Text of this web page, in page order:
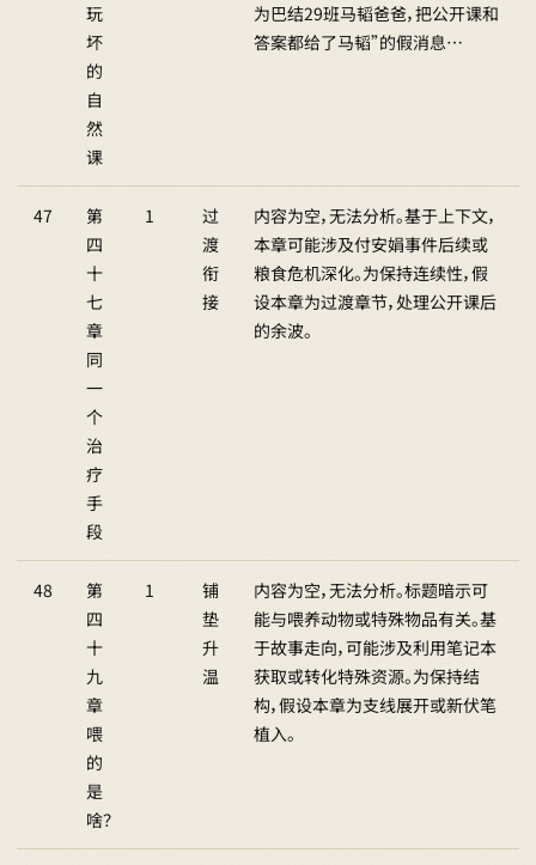
玩
坏
的
自
然
课
为巴结29班马韬爸爸，把公开课和
答案都给了马韬”的假消息…
47
第
四
十
七
章
同
一
个
治
疗
手
段
1
过
渡
衔
接
内容为空，无法分析。基于上下文，
本章可能涉及付安娟事件后续或
粮食危机深化。为保持连续性，假
设本章为过渡章节，处理公开课后
的余波。
48
第
四
十
九
章
喂
的
是
啥？
1
铺
垫
升
温
内容为空，无法分析。标题暗示可
能与喂养动物或特殊物品有关。基
于故事走向，可能涉及利用笔记本
获取或转化特殊资源。为保持结
构，假设本章为支线展开或新伏笔
植入。